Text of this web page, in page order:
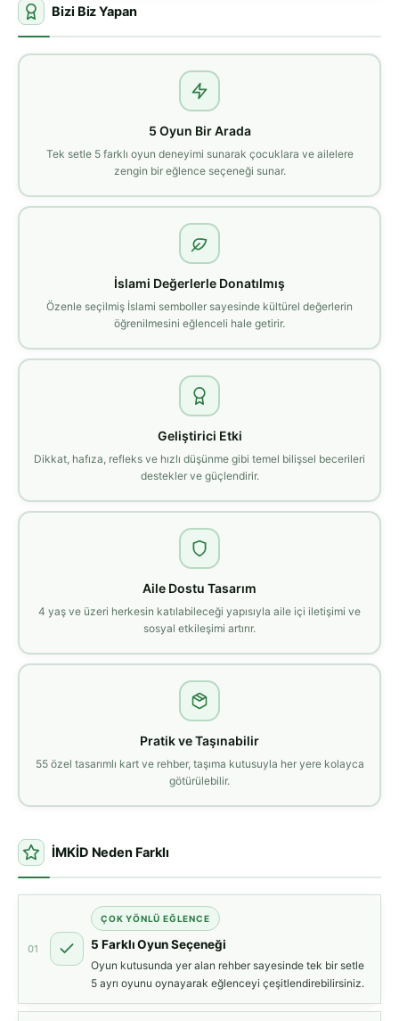
Bizi Biz Yapan
5 Oyun Bir Arada
Tek setle 5 farklı oyun deneyimi sunarak çocuklara ve ailelere
zengin bir eğlence seçeneği sunar.
İslami Değerlerle Donatılmış
Özenle seçilmiş İslami semboller sayesinde kültürel değerlerin
öğrenilmesini eğlenceli hale getirir.
Geliştirici Etki
Dikkat, hafıza, refleks ve hızlı düşünme gibi temel bilişsel becerileri
destekler ve güçlendirir.
Aile Dostu Tasarım
4 yaş ve üzeri herkesin katılabileceği yapısıyla aile içi iletişimi ve
sosyal etkileşimi artırır.
Pratik ve Taşınabilir
55 özel tasarımlı kart ve rehber, taşıma kutusuyla her yere kolayca
götürülebilir.
İMKİD Neden Farklı
01
ÇOK YÖNLÜ EĞLENCE
5 Farklı Oyun Seçeneği
Oyun kutusunda yer alan rehber sayesinde tek bir setle
5 ayrı oyunu oynayarak eğlenceyi çeşitlendirebilirsiniz.